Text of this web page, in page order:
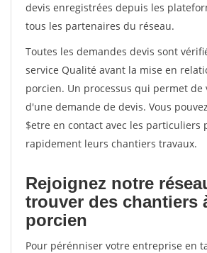
devis enregistrées depuis les
tous les partenaires du réseau.
Toutes les demandes devis sont
service Qualité avant la mise en
porcien. Un processus qui permet de
d'une demande de devis. Vous
$etre en contact avec les particuliers
rapidement leurs chantiers travaux.
Rejoignez notre
trouver des chantiers
porcien
Pour pérénniser votre entreprise en